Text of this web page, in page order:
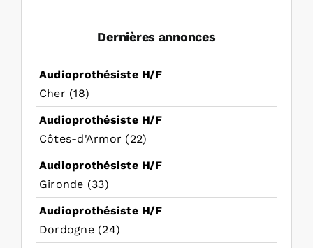
Dernières annonces
Audioprothésiste H/F
Cher (18)
Audioprothésiste H/F
Côtes-d'Armor (22)
Audioprothésiste H/F
Gironde (33)
Audioprothésiste H/F
Dordogne (24)